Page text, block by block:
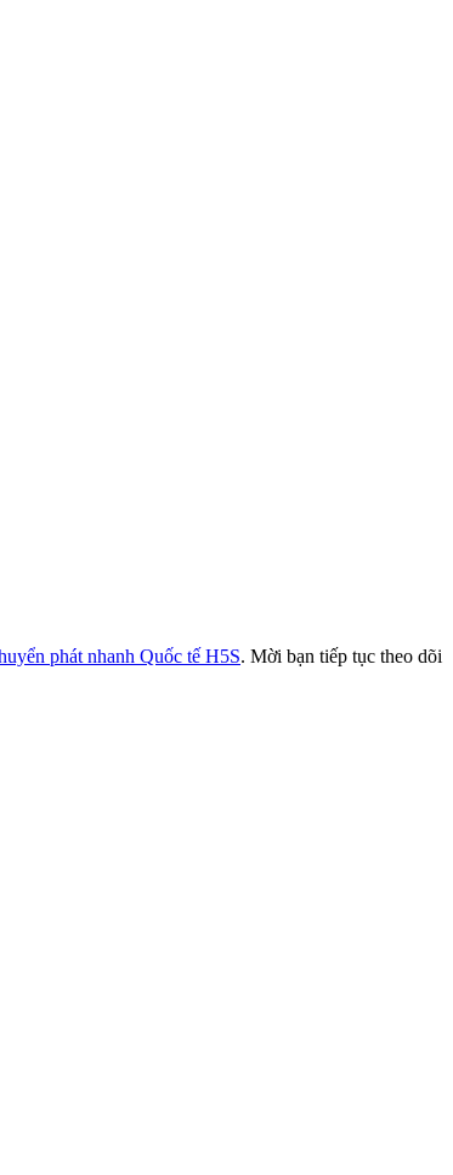
phát nhanh Quốc tế H5S. Mời bạn tiếp tục theo dõi